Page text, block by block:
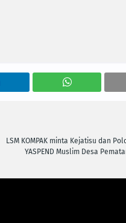
LSM KOMPAK minta Kejatisu dan
YASPEND Muslim Desa